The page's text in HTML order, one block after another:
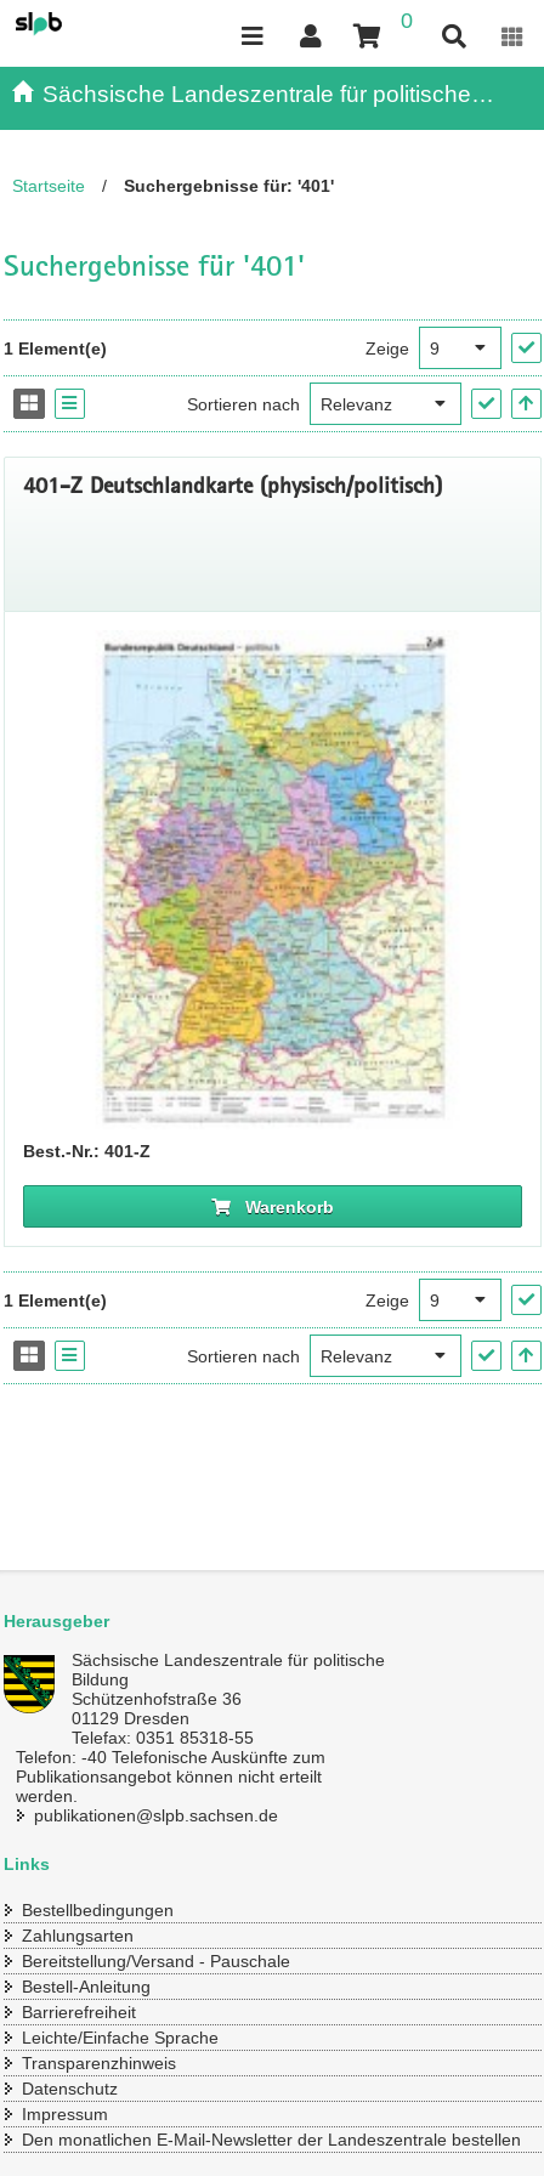
0
Sächsische Landeszentrale für politische
Startseite / Suchergebnisse für: '401'
Suchergebnisse für '401'
1 Element(e) Zeige
Sortieren nach
401-Z Deutschlandkarte (physisch/politisch)
Best.-Nr.: 401-Z
Warenkorb
1 Element(e) Zeige
Sortieren nach
Herausgeber
Sächsische Landeszentrale für politische
Bildung
Schützenhofstraße 36
01129 Dresden
Telefax: 0351 85318-55
Telefon: -40 Telefonische Auskünfte zum
Publikationsangebot können nicht erteilt
werden.
publikationen@slpb.sachsen.de
Links
Bestellbedingungen
Zahlungsarten
Bereitstellung/Versand - Pauschale
Bestell-Anleitung
Barrierefreiheit
Leichte/Einfache Sprache
Transparenzhinweis
Datenschutz
Impressum
Den monatlichen E-Mail-Newsletter der Landeszentrale bestellen